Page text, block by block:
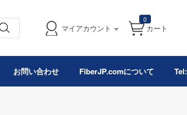
マイアカウント
0
カート
お問い合わせ FiberJP.comについて